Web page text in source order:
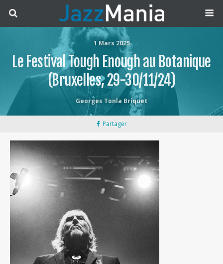
1 Mars 2025
Le Festival Tough Enough au Botanique
(Bruxelles, 29-30/11/24)
Georges Tonla Briquet
Partager